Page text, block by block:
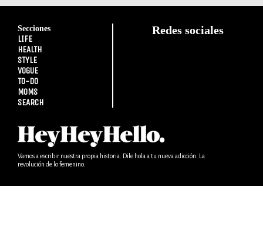
Secciones
LIFE
HEALTH
STYLE
VOGUE
TO-DO
MOMS
SEARCH
Redes sociales
Vamos a escribir nuestra propia historia. Dile hola a tu nueva adicción. La
revolución de lo femenino.